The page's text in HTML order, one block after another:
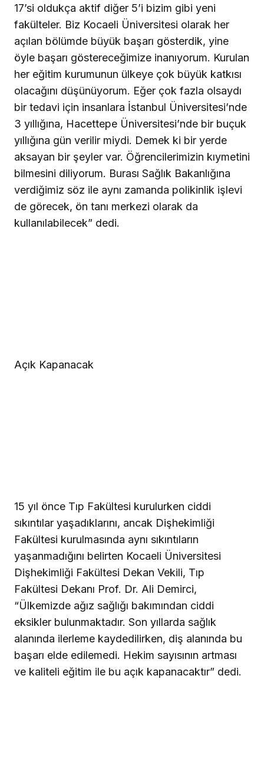
17’si oldukça aktif diğer 5’i bizim gibi yeni
fakülteler. Biz Kocaeli Üniversitesi olarak her
açılan bölümde büyük başarı gösterdik, yine
öyle başarı göstereceğimize inanıyorum. Kurulan
her eğitim kurumunun ülkeye çok büyük katkısı
olacağını düşünüyorum. Eğer çok fazla olsaydı
bir tedavi için insanlara İstanbul Üniversitesi’nde
3 yıllığına, Hacettepe Üniversitesi’nde bir buçuk
yıllığına gün verilir miydi. Demek ki bir yerde
aksayan bir şeyler var. Öğrencilerimizin kıymetini
bilmesini diliyorum. Burası Sağlık Bakanlığına
verdiğimiz söz ile aynı zamanda polikinlik işlevi
de görecek, ön tanı merkezi olarak da
kullanılabilecek” dedi.
Açık Kapanacak
15 yıl önce Tıp Fakültesi kurulurken ciddi
sıkıntılar yaşadıklarını, ancak Dişhekimliği
Fakültesi kurulmasında aynı sıkıntıların
yaşanmadığını belirten Kocaeli Üniversitesi
Dişhekimliği Fakültesi Dekan Vekili, Tıp
Fakültesi Dekanı Prof. Dr. Ali Demirci,
“Ülkemizde ağız sağlığı bakımından ciddi
eksikler bulunmaktadır. Son yıllarda sağlık
alanında ilerleme kaydedilirken, diş alanında bu
başarı elde edilemedi. Hekim sayısının artması
ve kaliteli eğitim ile bu açık kapanacaktır” dedi.